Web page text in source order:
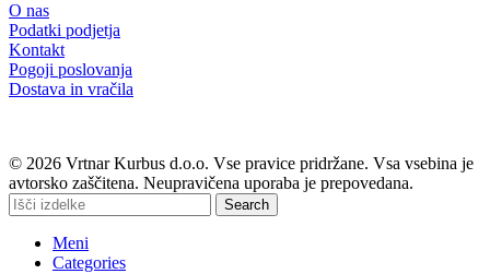
O nas
Podatki podjetja
Kontakt
Pogoji poslovanja
Dostava in vračila
© 2026 Vrtnar Kurbus d.o.o. Vse pravice pridržane. Vsa vsebina je
avtorsko zaščitena. Neupravičena uporaba je prepovedana.
Search
Meni
Categories